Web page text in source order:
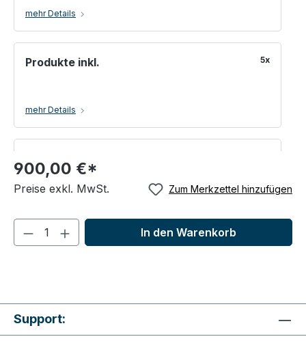
mehr Details
Produkte inkl. 5x
mehr Details
mehr Details
900,00 €*
Preise exkl. MwSt. Zum Merkzettel hinzufügen
In den Warenkorb
Support: